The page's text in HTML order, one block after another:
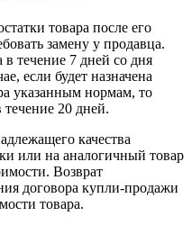
товара после его
замену у продавца.
течение 7 дней со дня
если будет назначена
указанным нормам, то
20 дней.
качества
или на аналогичный товар
Возврат
договора купли-продажи
товара.